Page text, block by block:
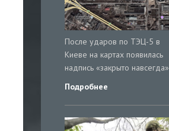
После ударов по ТЭЦ-5 в
Киеве на картах появилась
надпись «закрыто навсегда»
Подробнее